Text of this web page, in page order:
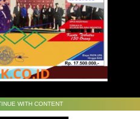
WITH CONTENT